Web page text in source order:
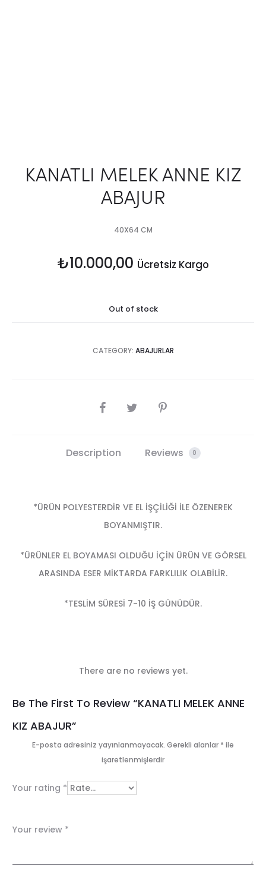
KANATLI MELEK ANNE KIZ
ABAJUR
40X64 CM
₺10.000,00 Ücretsiz Kargo
Out of stock
CATEGORY: ABAJURLAR
SHARE
Description Reviews 0
*ÜRÜN POLYESTERDİR VE EL İŞÇİLİĞİ İLE ÖZENEREK
BOYANMIŞTIR.
*ÜRÜNLER EL BOYAMASI OLDUĞU İÇİN ÜRÜN VE GÖRSEL
ARASINDA ESER MİKTARDA FARKLILIK OLABİLİR.
*TESLİM SÜRESİ 7-10 İŞ GÜNÜDÜR.
R
e
e
s
There are no reviews yet.
Be The First To Review “KANATLI MELEK ANNE
KIZ ABAJUR”
E-posta adresiniz yayınlanmayacak. Gerekli alanlar * ile
işaretlenmişlerdir
Your rating *
Your review *